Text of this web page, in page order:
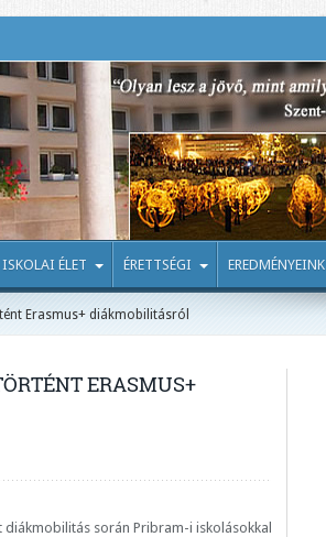
ISKOLAI ÉLET ÉRETTSÉGI EREDMÉNYEINK
Erasmus+ diákmobilitásról
ERASMUS+
diákmobilitás során Pribram-i iskolásokkal